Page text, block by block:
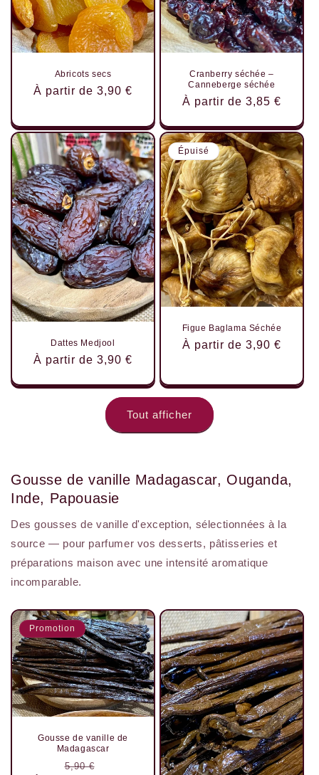
Abricots secs
Prix
À partir de 3,90 €
Cranberry séchée –
Canneberge séchée
Prix
À partir de 3,85 €
Dattes Medjool
Prix
À partir de 3,90 €
Épuisé
Figue Baglama Séchée
Prix
À partir de 3,90 €
Tout afficher
Gousse de vanille Madagascar, Ouganda,
Inde, Papouasie
Des gousses de vanille d'exception, sélectionnées à la
source — pour parfumer vos desserts, pâtisseries et
préparations maison avec une intensité aromatique
incomparable.
Promotion
Gousse de vanille de
Madagascar
Prix
5,90 €